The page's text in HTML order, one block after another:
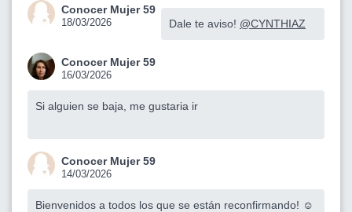
Conocer Mujer 59
18/03/2026 Dale te aviso! @CYNTHIAZ
Conocer Mujer 59
16/03/2026
Si alguien se baja, me gustaria ir
Conocer Mujer 59
14/03/2026
Bienvenidos a todos los que se están reconfirmando! ☺️